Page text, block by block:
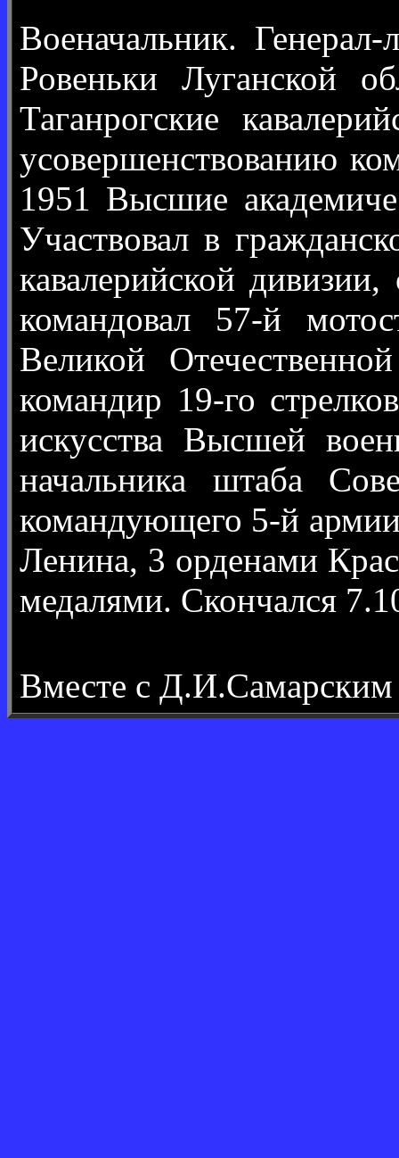
Военачальник.
Ровеньки
Таганрогские
усовершенствованию
1951 Высшие
Участвовал в
кавалерийской
командовал 57-й
Великой
командир 19-го
искусства Высшей
начальника штаба
командующего 5-й
Ленина, 3 орденами
медалями. Скончался
Вместе с